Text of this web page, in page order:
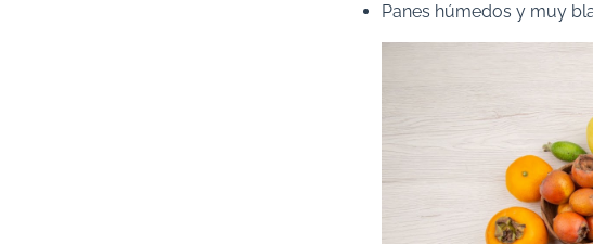
Panes húmedos y muy